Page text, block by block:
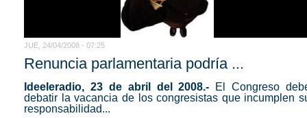
JUE, 24/04/2008 - 07:25
Renuncia parlamentaria podría ...
Ideeleradio, 23 de abril del 2008.- El Congreso
debatir la vacancia de los congresistas que incumplen
responsabilidad...